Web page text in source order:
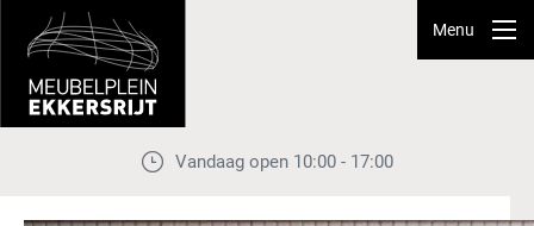
Menu
Vandaag open 10:00 - 17:00